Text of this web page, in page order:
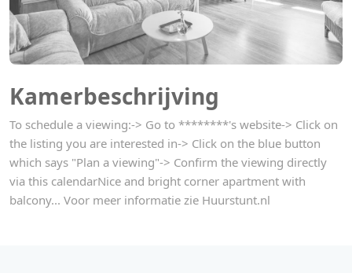
Kamerbeschrijving
To schedule a viewing:-> Go to ********'s website-> Click on
the listing you are interested in-> Click on the blue button
which says "Plan a viewing"-> Confirm the viewing directly
via this calendarNice and bright corner apartment with
balcony... Voor meer informatie zie Huurstunt.nl